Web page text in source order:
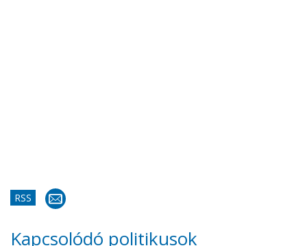
RSS
Kapcsolódó politikusok